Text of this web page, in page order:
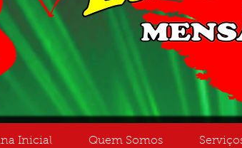
Inicial Quem Somos